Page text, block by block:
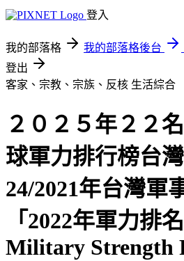
登入
我的部落格 我的部落格後台
登出
客家、宗教、宗族、反核 生活綜合
２０２５年２２
球軍力排行榜台
24/2021年台灣軍
「2022年軍力排
Military Strength